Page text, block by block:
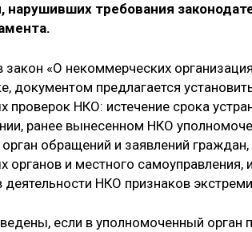
нарушивших требования
закон «О некоммерческих
документом предлагается
проверок НКО: истечение срока
ранее вынесенном НКО
обращений и заявлений
органов и местного
НКО признаков
если в уполномоченный орган